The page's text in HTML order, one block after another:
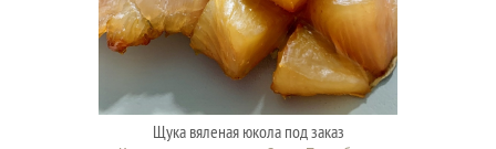
Щука вяленая юкола под заказ